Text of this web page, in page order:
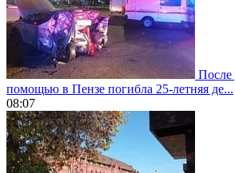
После
помощью в Пензе погибла 25-летняя де...
08:07